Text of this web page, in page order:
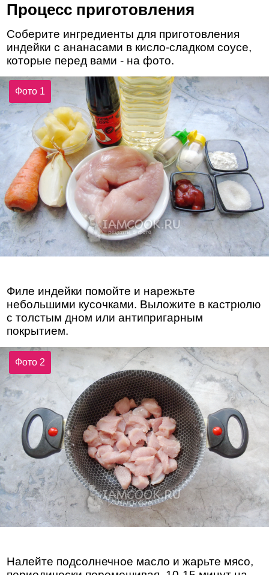
Процесс приготовления
Соберите ингредиенты для приготовления
индейки с ананасами в кисло-сладком соусе,
которые перед вами - на фото.
Фото 1
Филе индейки помойте и нарежьте
небольшими кусочками. Выложите в кастрюлю
с толстым дном или антипригарным
покрытием.
Фото 2
Налейте подсолнечное масло и жарьте мясо,